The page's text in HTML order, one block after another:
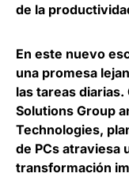
de la
En este nuevo
una promesa
las tareas diarias.
Solutions Group
Technologies,
de PCs atraviesa
transformación